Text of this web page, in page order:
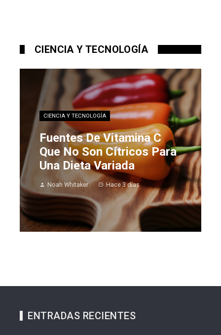
CIENCIA Y TECNOLOGÍA
CIENCIA Y TECNOLOGÍA
Fuentes De Vitamina C
Que No Son Cítricos Para
Una Dieta Variada
Noah Whitaker Hace 3 días
ENTRADAS RECIENTES